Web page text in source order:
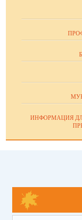
ИНФОРМАЦИЯ